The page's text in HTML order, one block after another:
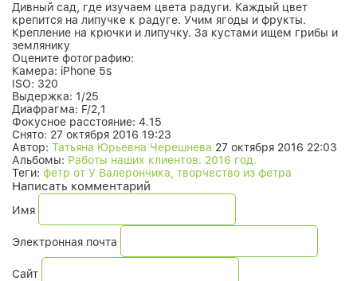
Дивный сад, где изучаем цвета радуги. Каждый цвет
крепится на липучке к радуге. Учим ягоды и фрукты.
Крепление на крючки и липучку. За кустами ищем грибы и
землянику
Оцените фотографию:
Камера: iPhone 5s
ISO: 320
Выдержка: 1/25
Диафрагма: F/2,1
Фокусное расстояние: 4.15
Снято: 27 октября 2016 19:23
Автор: Татьяна Юрьевна Черешнева 27 октября 2016 22:03
Альбомы: Работы наших клиентов. 2016 год.
Теги: фетр от У Валерончика, творчество из фетра
Написать комментарий
Имя
Электронная почта
Сайт